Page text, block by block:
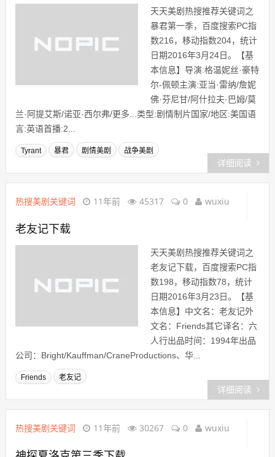
天天美剧热搜推荐关键词之
暴君第一季，百度搜索PC指
数216，移动指数204，统计
日期2016年3月24日。【基
本信息】导演:格温妮丝·豪特
尔-佩顿主演:亚当·雷纳/詹妮
佛·芬尼甘/阿什拉夫·巴姆/莫
兰·阿提艾斯/诺亚·西尔弗/更多...类型:剧情制片国家/地区:美国语
言:英语首播:2...
Tyrant 暴君 剧情美剧 战争美剧
详细阅读
热搜美剧关键词 11年前 45317 0 wuxiu
老友记下载
天天美剧热搜推荐关键词之
老友记下载，百度搜索PC指
数198，移动指数78，统计
日期2016年3月23日。【基
本信息】中文名：老友记外
文名：Friends其它译名：六
人行出品时间：1994年出品
公司：Bright/Kauffman/CraneProductions、华...
Friends 老友记
详细阅读
热搜美剧关键词 11年前 30267 0 wuxiu